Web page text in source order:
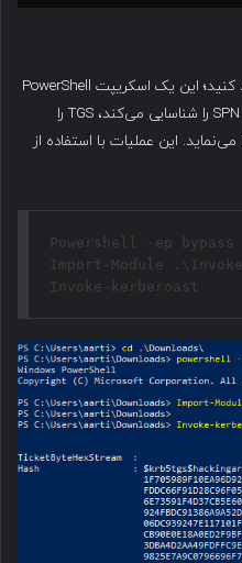
می‌توانید فایل Kerberoast.ps1 را دانلود کنید؛ این یک اسکریپت PowerShell
است که مشابه ماژول فوق عمل کرده و SPN را شناسایی می‌کند، TGS را
استخراج کرده و هش سرویس را Dump می‌نماید. این عملیات با استفاده از
Powershell -ep bypass
Import-Module